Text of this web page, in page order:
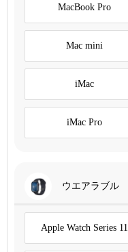
MacBook Pro
Mac mini
iMac
iMac Pro
ウエアラブル
Apple Watch Series 11